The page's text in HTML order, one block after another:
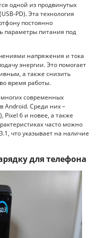
одной из продвинутых
PD). Эта технология
постоянно
параметры питания под
напряжения и тока
энергии. Это помогает
а также снизить
время работы.
многих современных
Android. Среди них –
Pixel 6 и новее, а также
часто можно
что указывает на наличие
для телефона